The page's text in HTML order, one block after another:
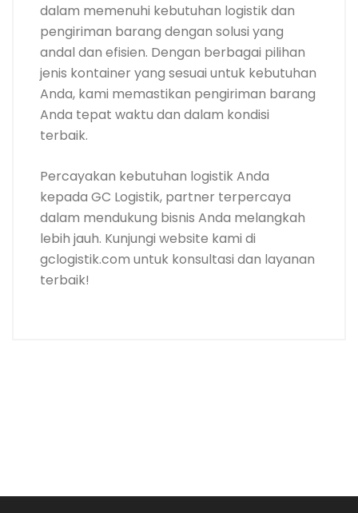
dalam memenuhi kebutuhan logistik dan
pengiriman barang dengan solusi yang
andal dan efisien. Dengan berbagai pilihan
jenis kontainer yang sesuai untuk kebutuhan
Anda, kami memastikan pengiriman barang
Anda tepat waktu dan dalam kondisi
terbaik.
Percayakan kebutuhan logistik Anda
kepada GC Logistik, partner terpercaya
dalam mendukung bisnis Anda melangkah
lebih jauh. Kunjungi website kami di
gclogistik.com untuk konsultasi dan layanan
terbaik!